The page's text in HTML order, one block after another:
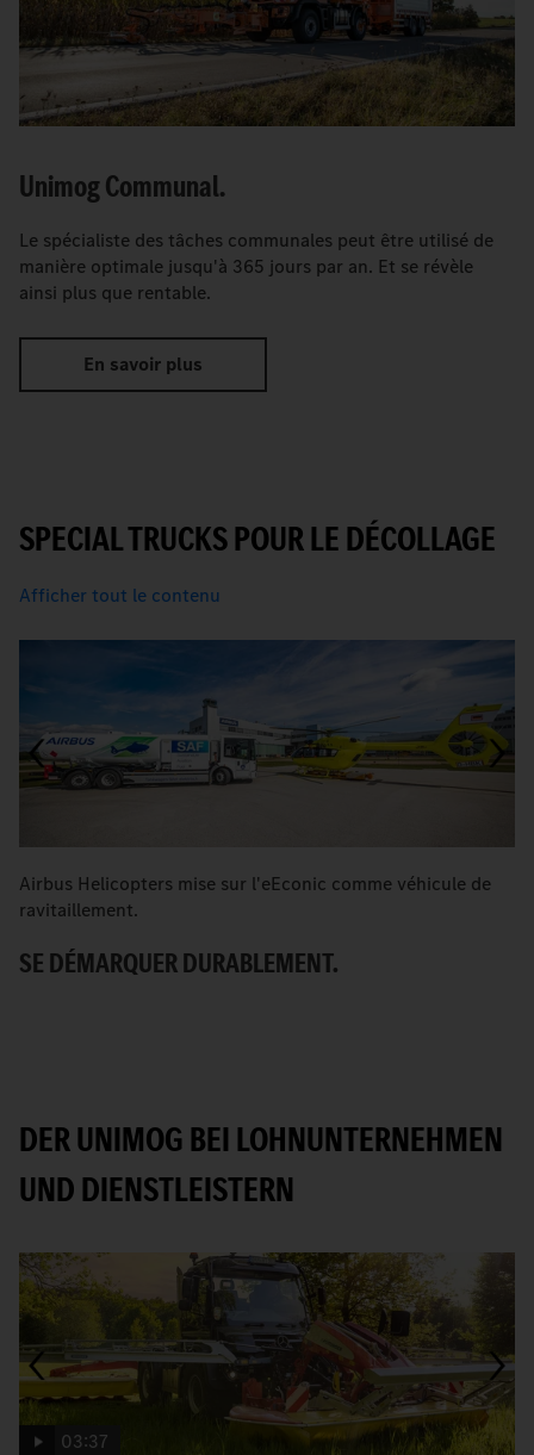
Unimog Communal.
Le spécialiste des tâches communales peut être utilisé de
manière optimale jusqu'à 365 jours par an. Et se révèle
ainsi plus que rentable.
En savoir plus
SPECIAL TRUCKS POUR LE DÉCOLLAGE
Afficher tout le contenu
Airbus Helicopters mise sur l'eEconic comme véhicule de
ravitaillement.
SE DÉMARQUER DURABLEMENT.
DER UNIMOG BEI LOHNUNTERNEHMEN
UND DIENSTLEISTERN
03:37